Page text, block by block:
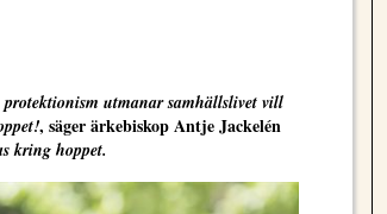
utmanar samhällslivet vill
, säger ärkebiskop Antje Jackelén
kring hoppet.